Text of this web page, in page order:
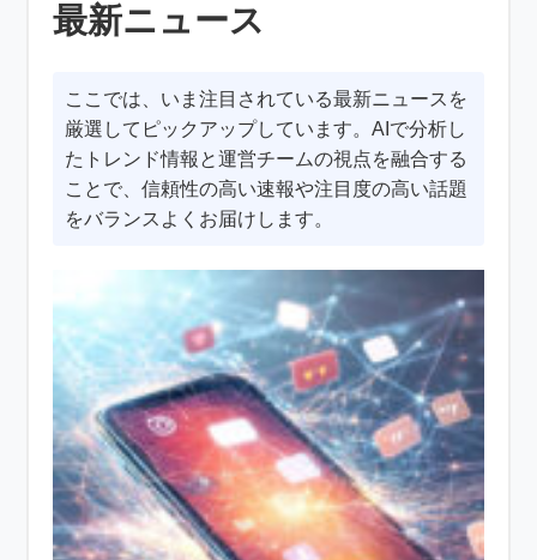
最新ニュース
ここでは、いま注目されている最新ニュースを
厳選してピックアップしています。AIで分析し
たトレンド情報と運営チームの視点を融合する
ことで、信頼性の高い速報や注目度の高い話題
をバランスよくお届けします。